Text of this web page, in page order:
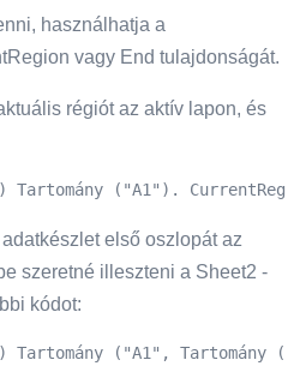
használhatja a
vagy End tulajdonságát.
régiót az aktív lapon, és
Tartomány ("A1").
első oszlopát az
szeretné illeszteni a Sheet2 -
kódot:
Tartomány ("A1", Tartomány